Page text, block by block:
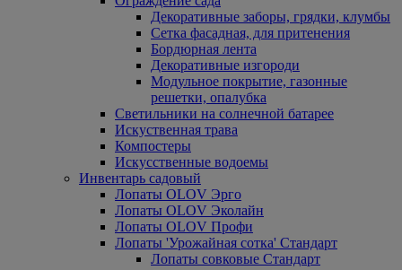
Декоративные заборы, грядки, клумбы
Сетка фасадная, для притенения
Бордюрная лента
Декоративные изгороди
Модульное покрытие, газонные
решетки, опалубка
Светильники на солнечной батарее
Искуственная трава
Компостеры
Искусственные водоемы
Инвентарь садовый
Лопаты OLOV Эрго
Лопаты OLOV Эколайн
Лопаты OLOV Профи
Лопаты 'Урожайная сотка' Стандарт
Лопаты совковые Стандарт